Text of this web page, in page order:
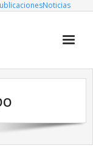
Noticias